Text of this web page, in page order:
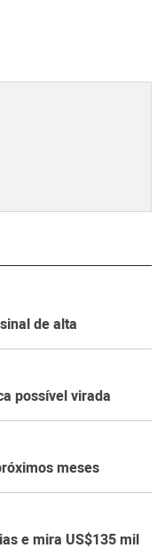
de alta
possível virada
meses
e mira US$135 mil